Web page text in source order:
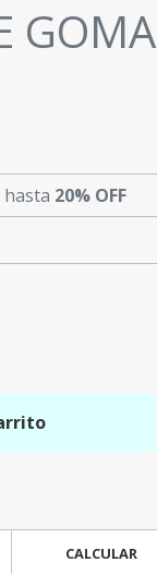
GOMA
20% OFF
CALCULAR